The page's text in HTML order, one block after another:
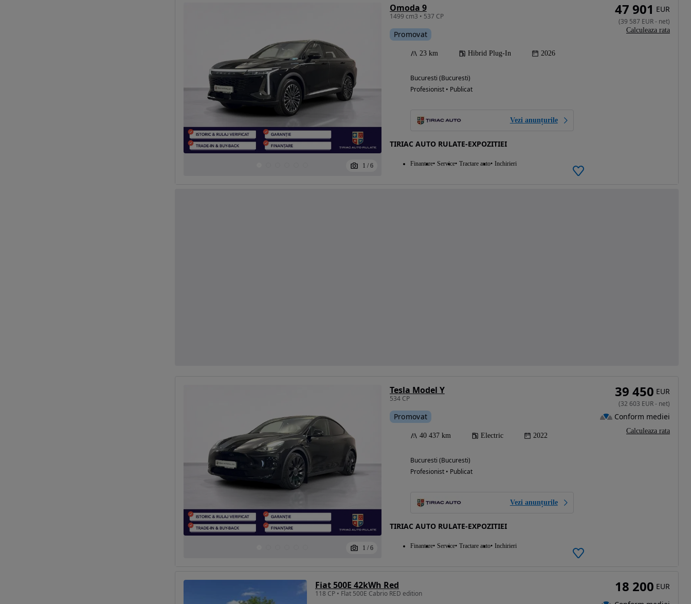
1 / 6
Omoda 9
1499 cm3 • 537 CP
Promovat
23 km Hibrid Plug-In 2026
Bucuresti (Bucuresti)
Profesionist • Publicat
Vezi anunțurile
TIRIAC AUTO RULATE-EXPOZITIEI
Finantare Service Tractare auto Inchirieri
47 901 EUR
(39 587 EUR- net)
Calculeaza rata
1 / 6
Tesla Model Y
534 CP
Promovat
40 437 km Electric 2022
Bucuresti (Bucuresti)
Profesionist • Publicat
Vezi anunțurile
TIRIAC AUTO RULATE-EXPOZITIEI
Finantare Service Tractare auto Inchirieri
39 450 EUR
(32 603 EUR- net)
Conform mediei
Calculeaza rata
Fiat 500E 42kWh Red
118 CP • Flat 500E Cabrio RED edition 18 200 EUR